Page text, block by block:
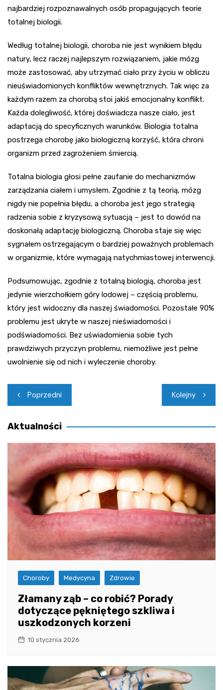
najbardziej rozpoznawalnych osób propagujących teorie
totalnej biologii.
Według totalnej biologii, choroba nie jest wynikiem błędu
natury, lecz raczej najlepszym rozwiązaniem, jakie mózg
może zastosować, aby utrzymać ciało przy życiu w obliczu
nieuświadomionych konfliktów wewnętrznych. Tak więc za
każdym razem za chorobą stoi jakiś emocjonalny konflikt.
Każda dolegliwość, której doświadcza nasze ciało, jest
adaptacją do specyficznych warunków. Biologia totalna
postrzega chorobę jako biologiczną korzyść, która chroni
organizm przed zagrożeniem śmiercią.
Totalna biologia głosi pełne zaufanie do mechanizmów
zarządzania ciałem i umysłem. Zgodnie z tą teorią, mózg
nigdy nie popełnia błędu, a choroba jest jego strategią
radzenia sobie z kryzysową sytuacją – jest to dowód na
doskonałą adaptację biologiczną. Choroba staje się więc
sygnałem ostrzegającym o bardziej poważnych problemach
w organizmie, które wymagają natychmiastowej interwencji.
Podsumowując, zgodnie z totalną biologią, choroba jest
jedynie wierzchołkiem góry lodowej – częścią problemu,
który jest widoczny dla naszej świadomości. Pozostałe 90%
problemu jest ukryte w naszej nieświadomości i
podświadomości. Bez uświadomienia sobie tych
prawdziwych przyczyn problemu, niemożliwe jest pełne
uwolnienie się od nich i wyleczenie choroby.
Nawigacja
wpisu
Poprzedni Kolejny
Aktualności
Choroby Medycyna Zdrowie
Złamany ząb – co robić? Porady
dotyczące pękniętego szkliwa i
uszkodzonych korzeni
10 stycznia 2026